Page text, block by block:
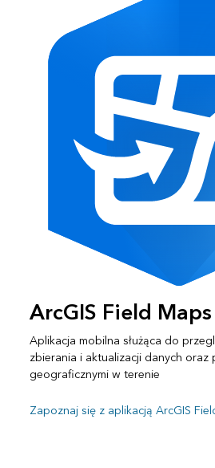
ArcGIS Field Maps
Aplikacja mobilna służąca do
zbierania i aktualizacji danych oraz
geograficznymi w terenie
Zapoznaj się z aplikacją ArcGIS